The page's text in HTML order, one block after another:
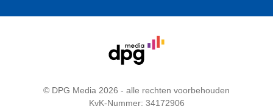
© DPG Media 2026 - alle rechten voorbehouden
KvK-Nummer: 34172906